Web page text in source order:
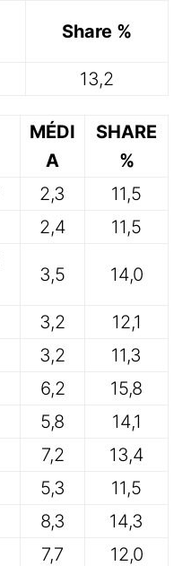
Share %
13,2
MÉDI
A
SHARE
%
2,3
11,5
2,4
11,5
3,5 14,0
3,2
12,1
3,2
11,3
6,2
15,8
5,8
14,1
7,2
13,4
5,3
11,5
8,3
14,3
7,7 12,0